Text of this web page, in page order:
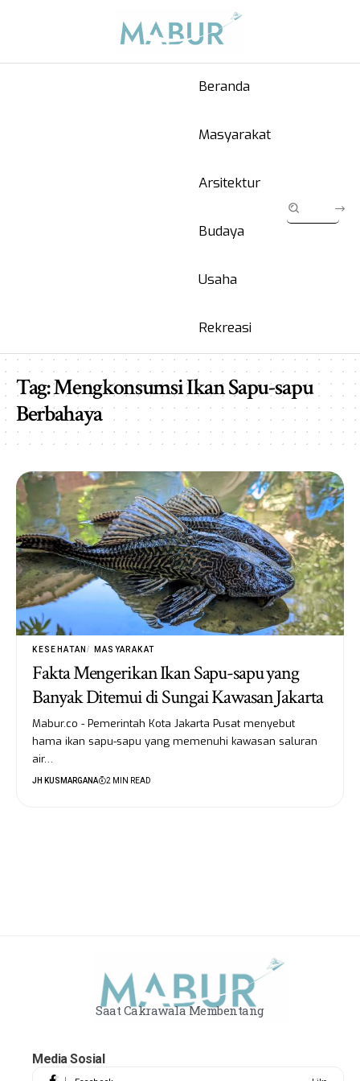
Beranda
Masyarakat
Arsitektur
Budaya
Usaha
Rekreasi
Tag:Mengkonsumsi Ikan Sapu-sapu
Berbahaya
KESEHATAN MASYARAKAT
Fakta Mengerikan Ikan Sapu-sapu yang
Banyak Ditemui di Sungai Kawasan Jakarta
Mabur.co - Pemerintah Kota Jakarta Pusat menyebut
hama ikan sapu-sapu yang memenuhi kawasan saluran
air…
JH KUSMARGANA 2 MIN READ
Saat Cakrawala Membentang
Media Sosial